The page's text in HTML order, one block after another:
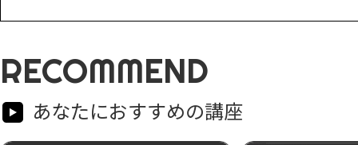
RECOMMEND
あなたにおすすめの講座